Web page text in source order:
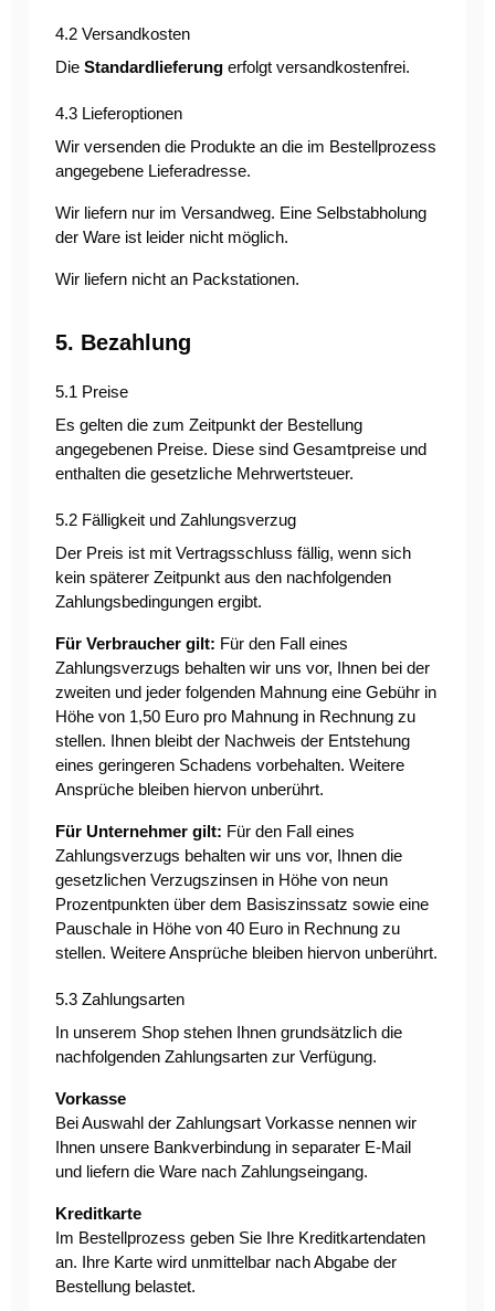
4.2 Versandkosten
Die Standardlieferung erfolgt versandkostenfrei.
4.3 Lieferoptionen
Wir versenden die Produkte an die im Bestellprozess
angegebene Lieferadresse.
Wir liefern nur im Versandweg. Eine Selbstabholung
der Ware ist leider nicht möglich.
Wir liefern nicht an Packstationen.
5. Bezahlung
5.1 Preise
Es gelten die zum Zeitpunkt der Bestellung
angegebenen Preise. Diese sind Gesamtpreise und
enthalten die gesetzliche Mehrwertsteuer.
5.2 Fälligkeit und Zahlungsverzug
Der Preis ist mit Vertragsschluss fällig, wenn sich
kein späterer Zeitpunkt aus den nachfolgenden
Zahlungsbedingungen ergibt.
Für Verbraucher gilt: Für den Fall eines
Zahlungsverzugs behalten wir uns vor, Ihnen bei der
zweiten und jeder folgenden Mahnung eine Gebühr in
Höhe von 1,50 Euro pro Mahnung in Rechnung zu
stellen. Ihnen bleibt der Nachweis der Entstehung
eines geringeren Schadens vorbehalten. Weitere
Ansprüche bleiben hiervon unberührt.
Für Unternehmer gilt: Für den Fall eines
Zahlungsverzugs behalten wir uns vor, Ihnen die
gesetzlichen Verzugszinsen in Höhe von neun
Prozentpunkten über dem Basiszinssatz sowie eine
Pauschale in Höhe von 40 Euro in Rechnung zu
stellen. Weitere Ansprüche bleiben hiervon unberührt.
5.3 Zahlungsarten
In unserem Shop stehen Ihnen grundsätzlich die
nachfolgenden Zahlungsarten zur Verfügung.
Vorkasse
Bei Auswahl der Zahlungsart Vorkasse nennen wir
Ihnen unsere Bankverbindung in separater E-Mail
und liefern die Ware nach Zahlungseingang.
Kreditkarte
Im Bestellprozess geben Sie Ihre Kreditkartendaten
an. Ihre Karte wird unmittelbar nach Abgabe der
Bestellung belastet.